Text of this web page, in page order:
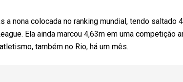
a nona colocada no ranking mundial, tendo saltado
Ela ainda marcou 4,63m em uma competição
também no Rio, há um mês.